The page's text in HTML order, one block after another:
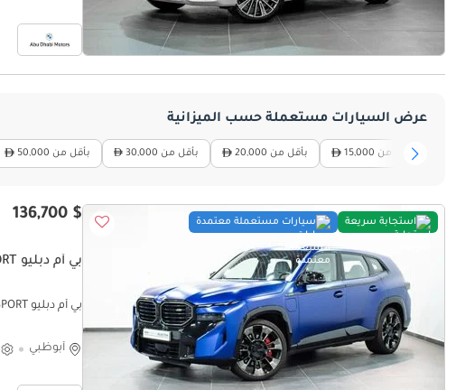
عرض السيارات مستعملة حسب الميزانية
بأقل من 15,000 بأقل من 20,000 بأقل من 30,000 بأقل من 50,000
استجابة سريعة سيارات مستعملة معتمدة $ 136,700
بي أم دبليو XM M SPORT
بي أم دبليو XM M SPORT
أبوظبي